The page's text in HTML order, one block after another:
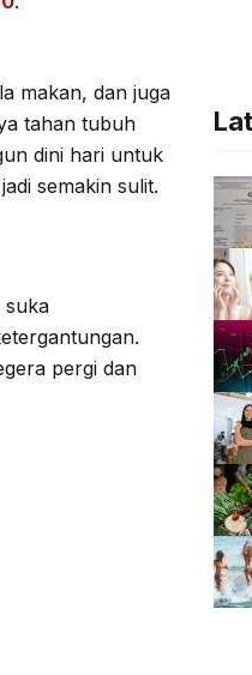
o
k
r
a
p
makan, dan juga
tahan tubuh
dini hari untuk
semakin sulit.
suka
pergi dan